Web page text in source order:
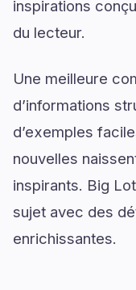
inspirations
du lecteur.
Une meilleure
d’informations
d’exemples
nouvelles
inspirants. Big
sujet avec des
enrichissantes.